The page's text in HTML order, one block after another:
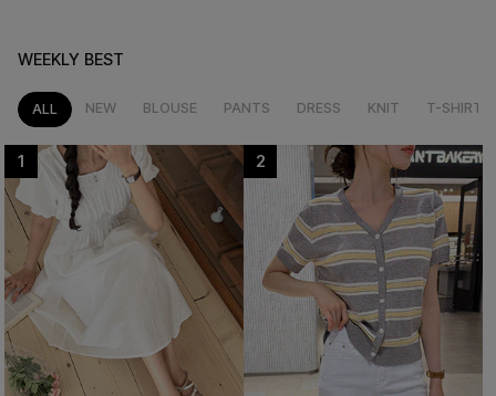
WEEKLY BEST
ALL NEW BLOUSE PANTS DRESS KNIT T-SHIRT